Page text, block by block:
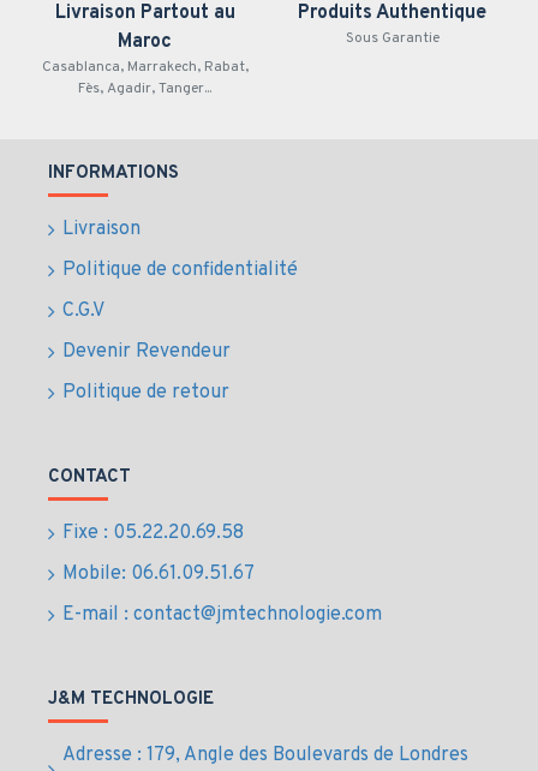
Livraison Partout au
Maroc
Casablanca, Marrakech, Rabat,
Fès, Agadir, Tanger...
Produits Authentique
Sous Garantie
INFORMATIONS
Livraison
Politique de confidentialité
C.G.V
Devenir Revendeur
Politique de retour
CONTACT
Fixe : 05.22.20.69.58
Mobile: 06.61.09.51.67
E-mail : contact@jmtechnologie.com
J&M TECHNOLOGIE
Adresse : 179, Angle des Boulevards de Londres